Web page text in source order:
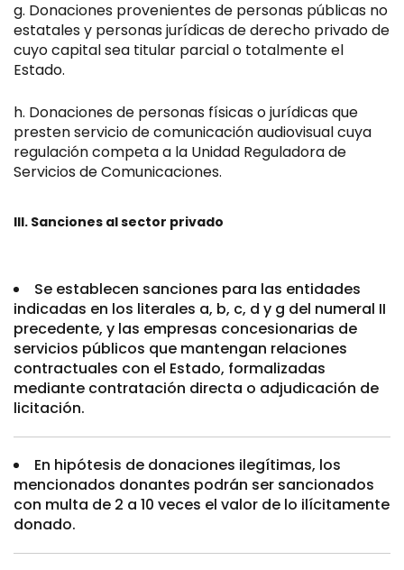
Donaciones provenientes de personas públicas no
estatales y personas jurídicas de derecho privado de
cuyo capital sea titular parcial o totalmente el
Estado.
Donaciones de personas físicas o jurídicas que
presten servicio de comunicación audiovisual cuya
regulación competa a la Unidad Reguladora de
Servicios de Comunicaciones.
III. Sanciones al sector privado
Se establecen sanciones para las entidades
indicadas en los literales a, b, c, d y g del numeral II
precedente, y las empresas concesionarias de
servicios públicos que mantengan relaciones
contractuales con el Estado, formalizadas
mediante contratación directa o adjudicación de
licitación.
En hipótesis de donaciones ilegítimas, los
mencionados donantes podrán ser sancionados
con multa de 2 a 10 veces el valor de lo ilícitamente
donado.